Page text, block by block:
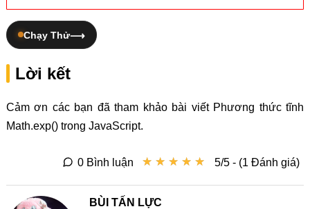
Chạy Thử
Lời kết
Cảm ơn các bạn đã tham khảo bài viết Phương thức tĩnh
Math.exp() trong JavaScript.
★ ★ ★ ★ ★
★ ★ ★ ★ ★ 5/5 - (1 Đánh giá)
0 Bình luận
BÙI TẤN LỰC